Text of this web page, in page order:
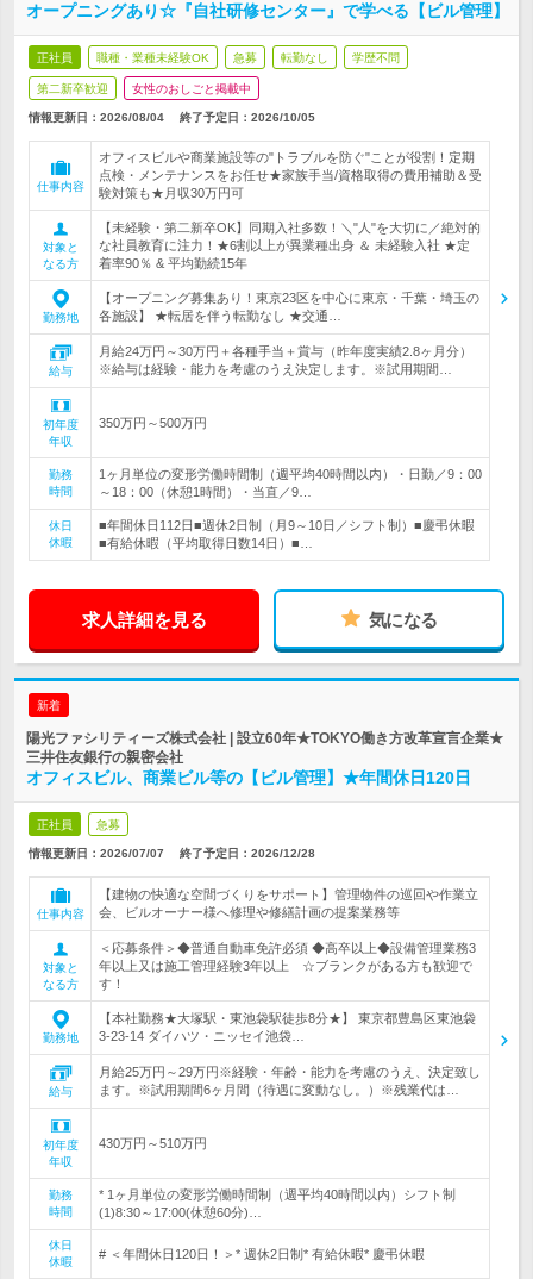
オープニングあり☆『自社研修センター』で学べる【ビル管理】
正社員 職種・業種未経験OK 急募 転勤なし 学歴不問
第二新卒歓迎 女性のおしごと掲載中
情報更新日：2026/08/04 終了予定日： 2026/10/05
仕事内容
オフィスビルや商業施設等の"トラブルを防ぐ"ことが役割！定期
点検・メンテナンスをお任せ★家族手当/資格取得の費用補助＆受
験対策も★月収30万円可
対象と
なる方
【未経験・第二新卒OK】同期入社多数！＼"人"を大切に／絶対的
な社員教育に注力！★6割以上が異業種出身 ＆ 未経験入社 ★定
着率90％ & 平均勤続15年
勤務地
【オープニング募集あり！東京23区を中心に東京・千葉・埼玉の
各施設】 ★転居を伴う転勤なし ★交通…
給与
月給24万円～30万円＋各種手当＋賞与（昨年度実績2.8ヶ月分）
※給与は経験・能力を考慮のうえ決定します。※試用期間…
初年度
年収
350万円～500万円
勤務
時間
1ヶ月単位の変形労働時間制（週平均40時間以内）・日勤／9：00
～18：00（休憩1時間）・当直／9…
休日
休暇
■年間休日112日■週休2日制（月9～10日／シフト制）■慶弔休暇
■有給休暇（平均取得日数14日）■…
求人詳細を見る 気になる
新着
陽光ファシリティーズ株式会社 | 設立60年★TOKYO働き方改革宣言企業★
三井住友銀行の親密会社
オフィスビル、商業ビル等の【ビル管理】★年間休日120日
正社員 急募
情報更新日：2026/07/07 終了予定日： 2026/12/28
仕事内容
【建物の快適な空間づくりをサポート】管理物件の巡回や作業立
会、ビルオーナー様へ修理や修繕計画の提案業務等
対象と
なる方
＜応募条件＞◆普通自動車免許必須 ◆高卒以上◆設備管理業務3
年以上又は施工管理経験3年以上 ☆ブランクがある方も歓迎で
す！
勤務地
【本社勤務★大塚駅・東池袋駅徒歩8分★】 東京都豊島区東池袋
3-23-14 ダイハツ・ニッセイ池袋…
給与
月給25万円～29万円※経験・年齢・能力を考慮のうえ、決定致し
ます。※試用期間6ヶ月間（待遇に変動なし。）※残業代は…
初年度
年収
430万円～510万円
勤務
時間
* 1ヶ月単位の変形労働時間制（週平均40時間以内）シフト制
(1)8:30～17:00(休憩60分)…
休日
休暇
# ＜年間休日120日！＞* 週休2日制* 有給休暇* 慶弔休暇